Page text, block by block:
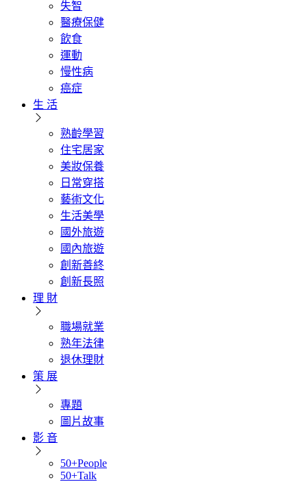
失智
醫療保健
飲食
運動
慢性病
癌症
生 活
熟齡學習
住宅居家
美妝保養
日常穿搭
藝術文化
生活美學
國外旅遊
國內旅遊
創新善終
創新長照
理 財
職場就業
熟年法律
退休理財
策 展
專題
圖片故事
影 音
50+People
50+Talk